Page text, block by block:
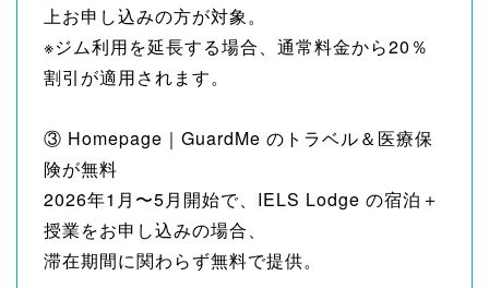
上お申し込みの方が対象。
※ジム利用を延長する場合、通常料金から20％
割引が適用されます。
③ Homepage｜GuardMe のトラベル＆医療保
険が無料
2026年1月〜5月開始で、IELS Lodge の宿泊＋
授業をお申し込みの場合、
滞在期間に関わらず無料で提供。